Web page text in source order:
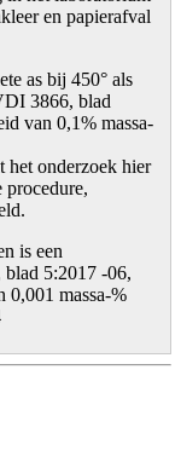
en papierafval
as bij 450° als
3866, blad
van 0,1% massa-
het onderzoek hier
procedure,
is een
5:2017 -06,
0,001 massa-%